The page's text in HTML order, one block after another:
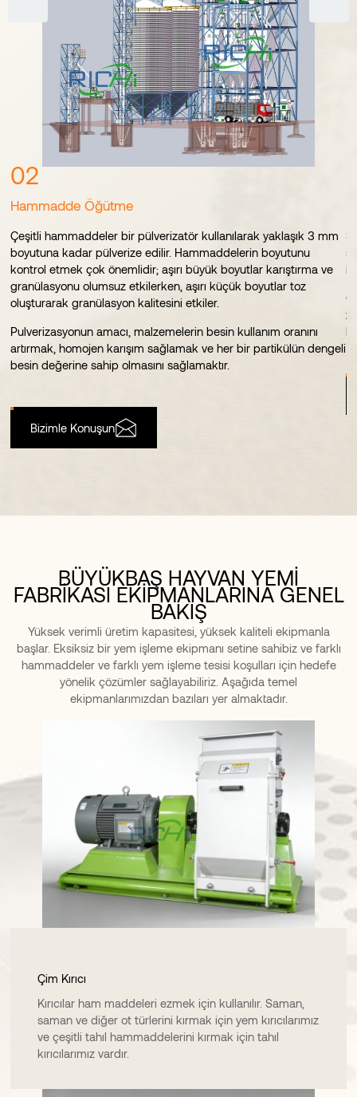
02
Hammadde Öğütme
Çeşitli hammaddeler bir pülverizatör kullanılarak yaklaşık 3 mm
boyutuna kadar pülverize edilir. Hammaddelerin boyutunu
kontrol etmek çok önemlidir; aşırı büyük boyutlar karıştırma ve
granülasyonu olumsuz etkilerken, aşırı küçük boyutlar toz
oluşturarak granülasyon kalitesini etkiler.
Pulverizasyonun amacı, malzemelerin besin kullanım oranını
artırmak, homojen karışım sağlamak ve her bir partikülün dengeli
besin değerine sahip olmasını sağlamaktır.
Bizimle Konuşun
BÜYÜKBAŞ HAYVAN YEMİ
FABRİKASI EKİPMANLARINA GENEL
BAKIŞ
Yüksek verimli üretim kapasitesi, yüksek kaliteli ekipmanla
başlar. Eksiksiz bir yem işleme ekipmanı setine sahibiz ve farklı
hammaddeler ve farklı yem işleme tesisi koşulları için hedefe
yönelik çözümler sağlayabiliriz. Aşağıda temel
ekipmanlarımızdan bazıları yer almaktadır.
Çim Kırıcı
Kırıcılar ham maddeleri ezmek için kullanılır. Saman,
saman ve diğer ot türlerini kırmak için yem kırıcılarımız
ve çeşitli tahıl hammaddelerini kırmak için tahıl
kırıcılarımız vardır.